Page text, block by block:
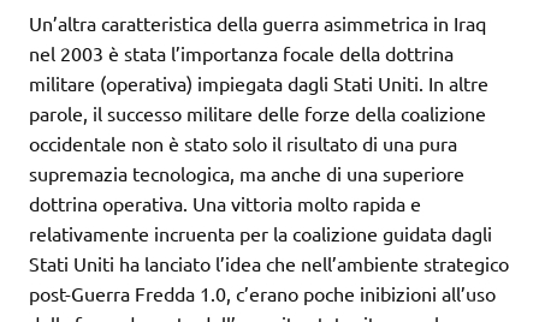
Un’altra caratteristica della guerra asimmetrica in Iraq
nel 2003 è stata l’importanza focale della dottrina
militare (operativa) impiegata dagli Stati Uniti. In altre
parole, il successo militare delle forze della coalizione
occidentale non è stato solo il risultato di una pura
supremazia tecnologica, ma anche di una superiore
dottrina operativa. Una vittoria molto rapida e
relativamente incruenta per la coalizione guidata dagli
Stati Uniti ha lanciato l’idea che nell’ambiente strategico
post-Guerra Fredda 1.0, c’erano poche inibizioni all’uso